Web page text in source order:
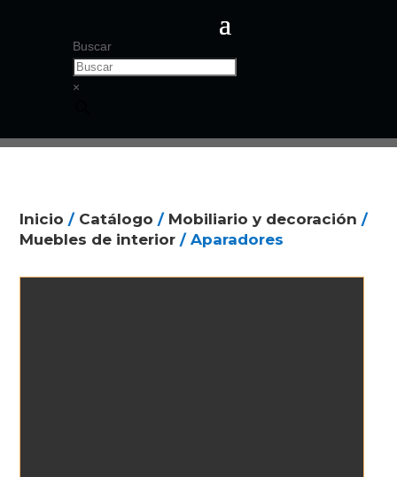
Buscar
×
Inicio / Catálogo / Mobiliario y decoración /
Muebles de interior / Aparadores